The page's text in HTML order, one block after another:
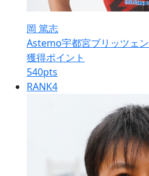
岡 篤志
Astemo宇都宮ブリッツェン
獲得ポイント
540pts
RANK4